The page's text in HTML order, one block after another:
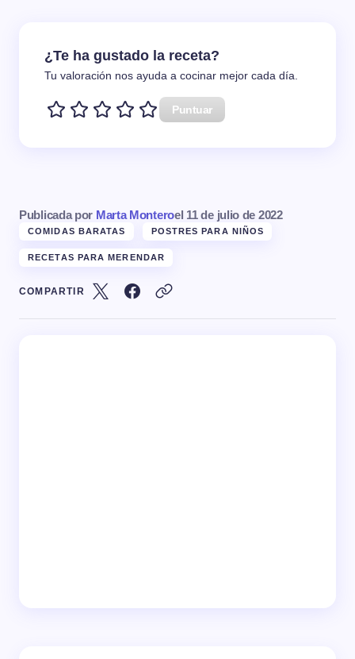
¿Te ha gustado la receta?
Tu valoración nos ayuda a cocinar mejor cada día.
Puntuar
Publicada por Marta Monteroel 11 de julio de 2022
COMIDAS BARATAS POSTRES PARA NIÑOS
RECETAS PARA MERENDAR
COMPARTIR